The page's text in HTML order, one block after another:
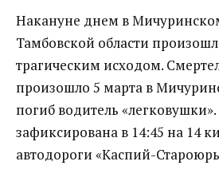
Накануне днем в
Тамбовской области
трагическим исходом.
произошло 5 марта в
погиб водитель
зафиксирована в 14:45 на 14
автодороги «Каспий-